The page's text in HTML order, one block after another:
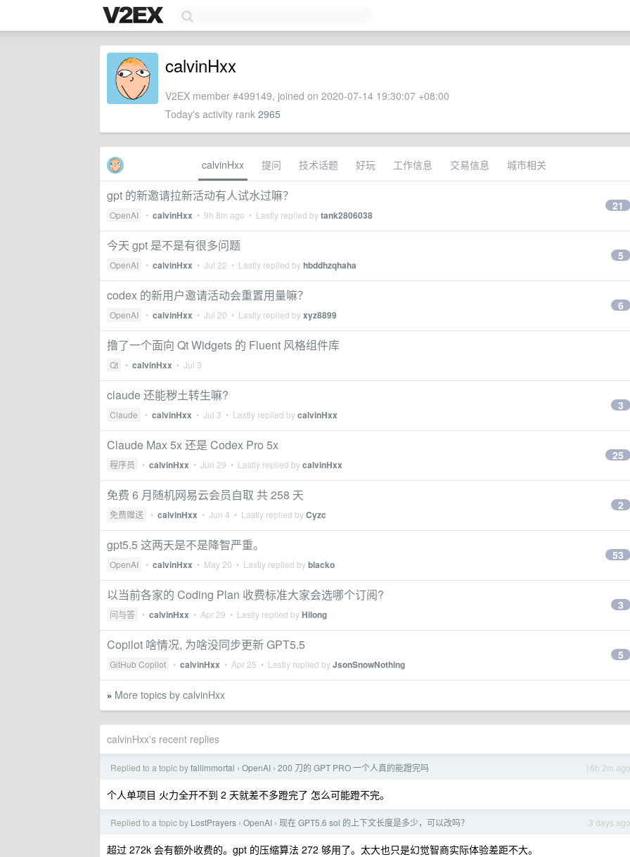
calvinHxx
V2EX member #499149, joined on 2020-07-14 19:30:07 +08:00
Today's activity rank 2965
calvinHxx 提问 技术话题 好玩 工作信息 交易信息 城市相关
gpt 的新邀请拉新活动有人试水过嘛？
OpenAI • calvinHxx • 9h 8m ago • Lastly replied bytank2806038
21
今天 gpt 是不是有很多问题
OpenAI • calvinHxx • Jul 22 • Lastly replied byhbddhzqhaha
5
codex 的新用户邀请活动会重置用量嘛？
OpenAI • calvinHxx • Jul 20 • Lastly replied byxyz8899
6
撸了一个面向 Qt Widgets 的 Fluent 风格组件库
Qt • calvinHxx • Jul 3
claude 还能秽土转生嘛?
Claude • calvinHxx • Jul 3 • Lastly replied bycalvinHxx
3
Claude Max 5x 还是 Codex Pro 5x
程序员 • calvinHxx • Jun 29 • Lastly replied bycalvinHxx
25
免费 6 月随机网易云会员自取 共 258 天
免费赠送 • calvinHxx • Jun 4 • Lastly replied byCyzc
2
gpt5.5 这两天是不是降智严重。
OpenAI • calvinHxx • May 20 • Lastly replied byblacko
53
以当前各家的 Coding Plan 收费标准大家会选哪个订阅?
问与答 • calvinHxx • Apr 29 • Lastly replied byHilong
3
Copilot 啥情况, 为啥没同步更新 GPT5.5
GitHub Copilot • calvinHxx • Apr 25 • Lastly replied byJsonSnowNothing
5
» More topics by calvinHxx
calvinHxx's recent replies
16h 2m ago
Replied to a topic byfallimmortal › OpenAI › 200 刀的 GPT PRO 一个人真的能蹬完吗
个人单项目 火力全开不到 2 天就差不多蹬完了 怎么可能蹬不完。
3 days ago
Replied to a topic by LostPrayers › OpenAI › 现在 GPT5.6 sol 的上下文长度是多少，可以改吗？
超过 272k 会有额外收费的。gpt 的压缩算法 272 够用了。太大也只是幻觉智商实际体验差距不大。